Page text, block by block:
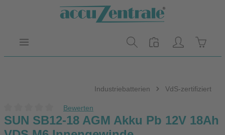
Zum Hauptinhalt springen
Industriebatterien VdS-zertifiziert
Durchschnittliche Bewertung von 0 von 5 Sternen
Bewerten
SUN SB12-18 AGM Akku Pb 12V 18Ah